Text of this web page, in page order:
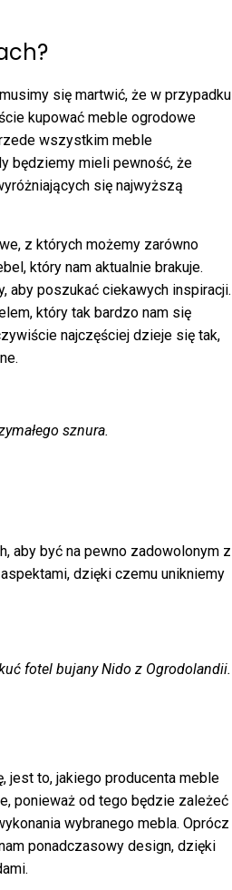
się martwić, że w przypadku
kupować meble ogrodowe
wszystkim meble
będziemy mieli pewność, że
się najwyższą
z których możemy zarówno
który nam aktualnie brakuje.
poszukać ciekawych inspiracji.
który tak bardzo nam się
najczęściej dzieje się tak,
sznura.
aby być na pewno zadowolonym z
dzięki czemu unikniemy
fotel bujany Nido z Ogrodolandii.
jest to, jakiego producenta meble
ponieważ od tego będzie zależeć
wybranego mebla. Oprócz
ponadczasowy design, dzięki